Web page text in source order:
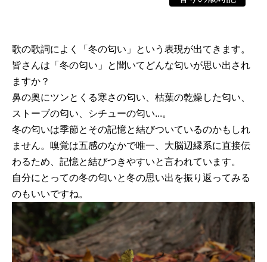
歌の歌詞によく「冬の匂い」という表現が出てきます。
皆さんは「冬の匂い」と聞いてどんな匂いが思い出され
ますか？
鼻の奥にツンとくる寒さの匂い、枯葉の乾燥した匂い、
ストーブの匂い、シチューの匂い...。
冬の匂いは季節とその記憶と結びついているのかもしれ
ません。嗅覚は五感のなかで唯一、大脳辺縁系に直接伝
わるため、記憶と結びつきやすいと言われています。
自分にとっての冬の匂いと冬の思い出を振り返ってみる
のもいいですね。